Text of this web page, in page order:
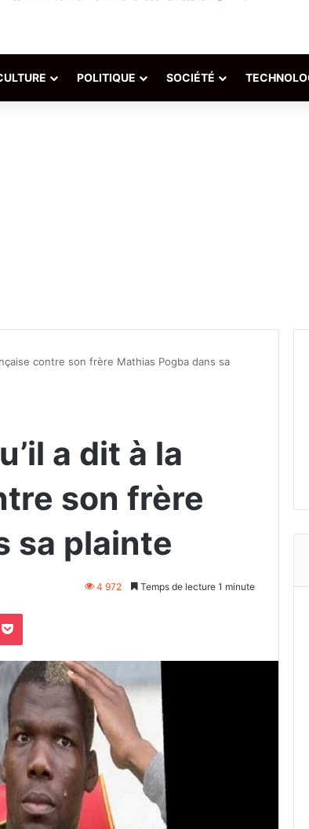
POLITIQUE SOCIÉTÉ
contre son frère Mathias Pogba dans sa
a dit à la
son frère
sa plainte
4 972 Temps de lecture 1 minute
Pocket